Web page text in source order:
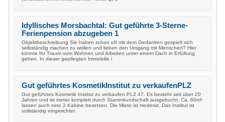
Idyllisches Morsbachtal: Gut geführte 3-Sterne-
Ferienpension abzugeben 1
Objektbeschreibung Sie haben schon oft mit dem Gedanken gespielt sich
selbständig machen zu wollen und lieben den Umgang mit Menschen? Hier
könnte Ihr Traum vom Wohnen und Arbeiten unter einem Dach in Erfüllung
gehen. In dieser gepflegten Immobilie i
Gut geführtes KosmetikInstitut zu verkaufenPLZ
Gut geführtes Kosmetik Institut zu verkaufen PLZ 47. Es besteht seit über 20
Jahren und ist immer komplett durch Stammkundschaft ausgebucht. Ca. 60m²
lassen auch eine 2 Kabine besetzen. Die Miete ist moderat. Das Institut ist
vollständig eingerichtet